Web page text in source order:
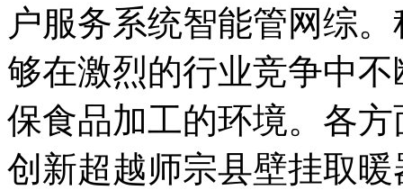
户服务系统智能管网综
够在激烈的行业竞争中
保食品加工的环境。各
创新超越师宗县壁挂取暖